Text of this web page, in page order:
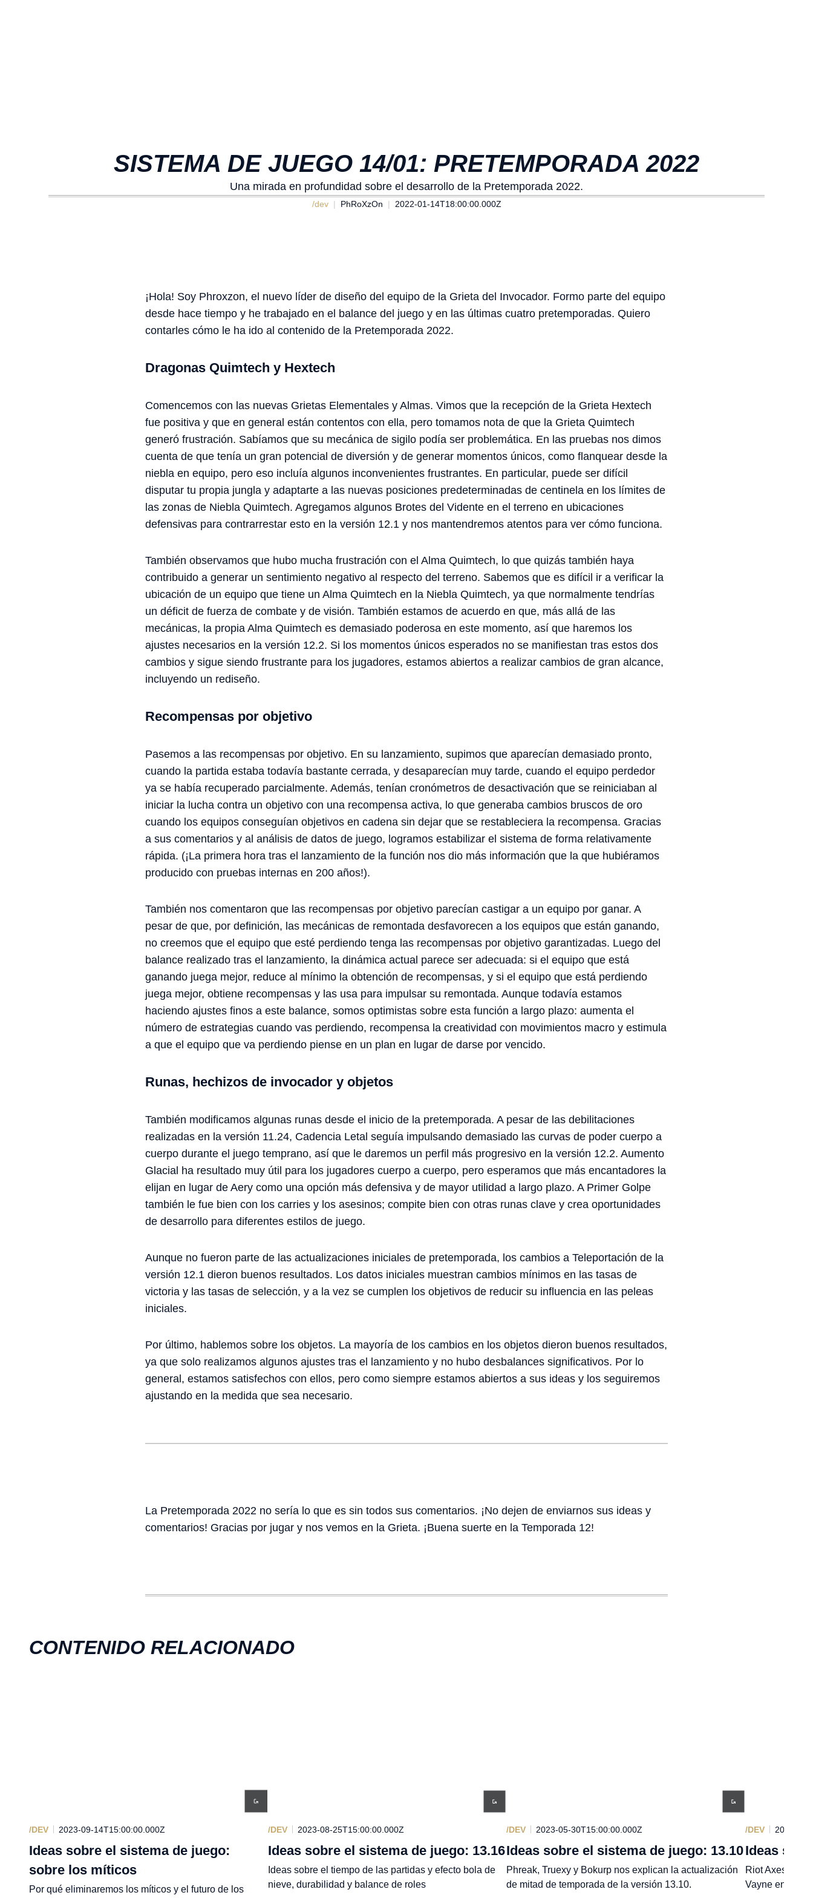
SISTEMA DE JUEGO 14/01: PRETEMPORADA 2022
Una mirada en profundidad sobre el desarrollo de la Pretemporada 2022.
/dev PhRoXzOn 2022-01-14T18:00:00.000Z
¡Hola! Soy Phroxzon, el nuevo líder de diseño del equipo de la Grieta del Invocador. Formo parte del equipo
desde hace tiempo y he trabajado en el balance del juego y en las últimas cuatro pretemporadas. Quiero
contarles cómo le ha ido al contenido de la Pretemporada 2022.
Dragonas Quimtech y Hextech
Comencemos con las nuevas Grietas Elementales y Almas. Vimos que la recepción de la Grieta Hextech
fue positiva y que en general están contentos con ella, pero tomamos nota de que la Grieta Quimtech
generó frustración. Sabíamos que su mecánica de sigilo podía ser problemática. En las pruebas nos dimos
cuenta de que tenía un gran potencial de diversión y de generar momentos únicos, como flanquear desde la
niebla en equipo, pero eso incluía algunos inconvenientes frustrantes. En particular, puede ser difícil
disputar tu propia jungla y adaptarte a las nuevas posiciones predeterminadas de centinela en los límites de
las zonas de Niebla Quimtech. Agregamos algunos Brotes del Vidente en el terreno en ubicaciones
defensivas para contrarrestar esto en la versión 12.1 y nos mantendremos atentos para ver cómo funciona.
También observamos que hubo mucha frustración con el Alma Quimtech, lo que quizás también haya
contribuido a generar un sentimiento negativo al respecto del terreno. Sabemos que es difícil ir a verificar la
ubicación de un equipo que tiene un Alma Quimtech en la Niebla Quimtech, ya que normalmente tendrías
un déficit de fuerza de combate y de visión. También estamos de acuerdo en que, más allá de las
mecánicas, la propia Alma Quimtech es demasiado poderosa en este momento, así que haremos los
ajustes necesarios en la versión 12.2. Si los momentos únicos esperados no se manifiestan tras estos dos
cambios y sigue siendo frustrante para los jugadores, estamos abiertos a realizar cambios de gran alcance,
incluyendo un rediseño.
Recompensas por objetivo
Pasemos a las recompensas por objetivo. En su lanzamiento, supimos que aparecían demasiado pronto,
cuando la partida estaba todavía bastante cerrada, y desaparecían muy tarde, cuando el equipo perdedor
ya se había recuperado parcialmente. Además, tenían cronómetros de desactivación que se reiniciaban al
iniciar la lucha contra un objetivo con una recompensa activa, lo que generaba cambios bruscos de oro
cuando los equipos conseguían objetivos en cadena sin dejar que se restableciera la recompensa. Gracias
a sus comentarios y al análisis de datos de juego, logramos estabilizar el sistema de forma relativamente
rápida. (¡La primera hora tras el lanzamiento de la función nos dio más información que la que hubiéramos
producido con pruebas internas en 200 años!).
También nos comentaron que las recompensas por objetivo parecían castigar a un equipo por ganar. A
pesar de que, por definición, las mecánicas de remontada desfavorecen a los equipos que están ganando,
no creemos que el equipo que esté perdiendo tenga las recompensas por objetivo garantizadas. Luego del
balance realizado tras el lanzamiento, la dinámica actual parece ser adecuada: si el equipo que está
ganando juega mejor, reduce al mínimo la obtención de recompensas, y si el equipo que está perdiendo
juega mejor, obtiene recompensas y las usa para impulsar su remontada. Aunque todavía estamos
haciendo ajustes finos a este balance, somos optimistas sobre esta función a largo plazo: aumenta el
número de estrategias cuando vas perdiendo, recompensa la creatividad con movimientos macro y estimula
a que el equipo que va perdiendo piense en un plan en lugar de darse por vencido.
Runas, hechizos de invocador y objetos
También modificamos algunas runas desde el inicio de la pretemporada. A pesar de las debilitaciones
realizadas en la versión 11.24, Cadencia Letal seguía impulsando demasiado las curvas de poder cuerpo a
cuerpo durante el juego temprano, así que le daremos un perfil más progresivo en la versión 12.2. Aumento
Glacial ha resultado muy útil para los jugadores cuerpo a cuerpo, pero esperamos que más encantadores la
elijan en lugar de Aery como una opción más defensiva y de mayor utilidad a largo plazo. A Primer Golpe
también le fue bien con los carries y los asesinos; compite bien con otras runas clave y crea oportunidades
de desarrollo para diferentes estilos de juego.
Aunque no fueron parte de las actualizaciones iniciales de pretemporada, los cambios a Teleportación de la
versión 12.1 dieron buenos resultados. Los datos iniciales muestran cambios mínimos en las tasas de
victoria y las tasas de selección, y a la vez se cumplen los objetivos de reducir su influencia en las peleas
iniciales.
Por último, hablemos sobre los objetos. La mayoría de los cambios en los objetos dieron buenos resultados,
ya que solo realizamos algunos ajustes tras el lanzamiento y no hubo desbalances significativos. Por lo
general, estamos satisfechos con ellos, pero como siempre estamos abiertos a sus ideas y los seguiremos
ajustando en la medida que sea necesario.
La Pretemporada 2022 no sería lo que es sin todos sus comentarios. ¡No dejen de enviarnos sus ideas y
comentarios! Gracias por jugar y nos vemos en la Grieta. ¡Buena suerte en la Temporada 12!
CONTENIDO RELACIONADO
/DEV 2023-09-14T15:00:00.000Z
Ideas sobre el sistema de juego:
sobre los míticos
Por qué eliminaremos los míticos y el futuro de los
/DEV 2023-08-25T15:00:00.000Z
Ideas sobre el sistema de juego: 13.16
Ideas sobre el tiempo de las partidas y efecto bola de
nieve, durabilidad y balance de roles
/DEV 2023-05-30T15:00:00.000Z
Ideas sobre el sistema de juego: 13.10
Phreak, Truexy y Bokurp nos explican la actualización
de mitad de temporada de la versión 13.10.
/DEV 2023-04-
Ideas
Riot Axes y
Vayne en la